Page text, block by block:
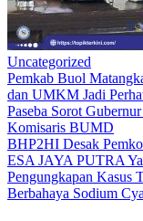
Uncategorized
Pemkab Buol
dan UMKM Jadi
Paseba Sorot
Komisaris BUMD
BHP2HI Desak
ESA JAYA PUTRA
Pengungkapan Kasus
Berbahaya Sodium